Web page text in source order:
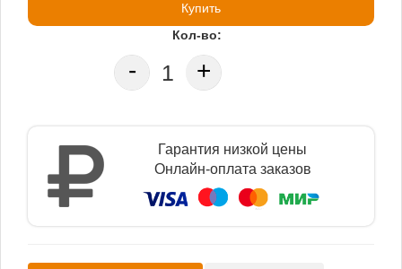
Купить
Кол-во:
- +
Гарантия низкой цены
Онлайн-оплата заказов